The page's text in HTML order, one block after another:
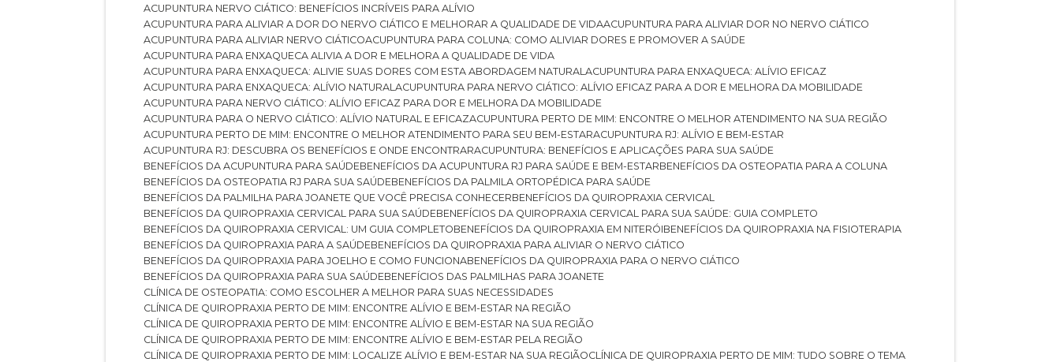
ACUPUNTURA NERVO CIÁTICO: BENEFÍCIOS INCRÍVEIS PARA ALÍVIO
ACUPUNTURA PARA ALIVIAR A DOR DO NERVO CIÁTICO E MELHORAR A QUALIDADE DE VIDA
ACUPUNTURA PARA ALIVIAR DOR NO NERVO CIÁTICO
ACUPUNTURA PARA ALIVIAR NERVO CIÁTICO
ACUPUNTURA PARA COLUNA: COMO ALIVIAR DORES E PROMOVER A SAÚDE
ACUPUNTURA PARA ENXAQUECA ALIVIA A DOR E MELHORA A QUALIDADE DE VIDA
ACUPUNTURA PARA ENXAQUECA: ALIVIE SUAS DORES COM ESTA ABORDAGEM NATURAL
ACUPUNTURA PARA ENXAQUECA: ALÍVIO EFICAZ
ACUPUNTURA PARA ENXAQUECA: ALÍVIO NATURAL
ACUPUNTURA PARA NERVO CIÁTICO: ALÍVIO EFICAZ PARA A DOR E MELHORA DA MOBILIDADE
ACUPUNTURA PARA NERVO CIÁTICO: ALÍVIO EFICAZ PARA DOR E MELHORA DA MOBILIDADE
ACUPUNTURA PARA O NERVO CIÁTICO: ALÍVIO NATURAL E EFICAZ
ACUPUNTURA PERTO DE MIM: ENCONTRE O MELHOR ATENDIMENTO NA SUA REGIÃO
ACUPUNTURA PERTO DE MIM: ENCONTRE O MELHOR ATENDIMENTO PARA SEU BEM-ESTAR
ACUPUNTURA RJ: ALÍVIO E BEM-ESTAR
ACUPUNTURA RJ: DESCUBRA OS BENEFÍCIOS E ONDE ENCONTRAR
ACUPUNTURA: BENEFÍCIOS E APLICAÇÕES PARA SUA SAÚDE
BENEFÍCIOS DA ACUPUNTURA PARA SAÚDE
BENEFÍCIOS DA ACUPUNTURA RJ PARA SAÚDE E BEM-ESTAR
BENEFÍCIOS DA OSTEOPATIA PARA A COLUNA
BENEFÍCIOS DA OSTEOPATIA RJ PARA SUA SAÚDE
BENEFÍCIOS DA PALMILA ORTOPÉDICA PARA SAÚDE
BENEFÍCIOS DA PALMILHA PARA JOANETE QUE VOCÊ PRECISA CONHECER
BENEFÍCIOS DA QUIROPRAXIA CERVICAL
BENEFÍCIOS DA QUIROPRAXIA CERVICAL PARA SUA SAÚDE
BENEFÍCIOS DA QUIROPRAXIA CERVICAL PARA SUA SAÚDE: GUIA COMPLETO
BENEFÍCIOS DA QUIROPRAXIA CERVICAL: UM GUIA COMPLETO
BENEFÍCIOS DA QUIROPRAXIA EM NITERÓI
BENEFÍCIOS DA QUIROPRAXIA NA FISIOTERAPIA
BENEFÍCIOS DA QUIROPRAXIA PARA A SAÚDE
BENEFÍCIOS DA QUIROPRAXIA PARA ALIVIAR O NERVO CIÁTICO
BENEFÍCIOS DA QUIROPRAXIA PARA JOELHO E COMO FUNCIONA
BENEFÍCIOS DA QUIROPRAXIA PARA O NERVO CIÁTICO
BENEFÍCIOS DA QUIROPRAXIA PARA SUA SAÚDE
BENEFÍCIOS DAS PALMILHAS PARA JOANETE
CLÍNICA DE OSTEOPATIA: COMO ESCOLHER A MELHOR PARA SUAS NECESSIDADES
CLÍNICA DE QUIROPRAXIA PERTO DE MIM: ENCONTRE ALÍVIO E BEM-ESTAR NA REGIÃO
CLÍNICA DE QUIROPRAXIA PERTO DE MIM: ENCONTRE ALÍVIO E BEM-ESTAR NA SUA REGIÃO
CLÍNICA DE QUIROPRAXIA PERTO DE MIM: ENCONTRE ALÍVIO E BEM-ESTAR PELA REGIÃO
CLÍNICA DE QUIROPRAXIA PERTO DE MIM: LOCALIZE ALÍVIO E BEM-ESTAR NA SUA REGIÃO
CLÍNICA DE QUIROPRAXIA PERTO DE MIM: TUDO SOBRE O TEMA